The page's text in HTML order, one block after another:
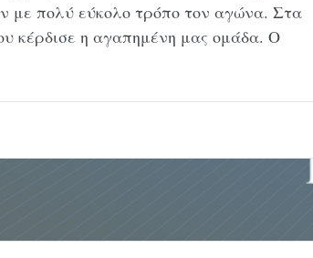
με πολύ εύκολο τρόπο τον αγώνα. Στα
κέρδισε η αγαπημένη μας ομάδα. Ο